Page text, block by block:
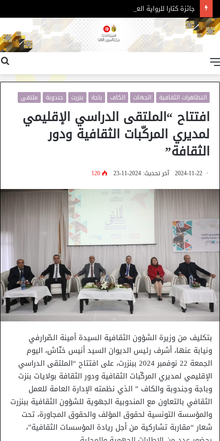
جائزة كتارا للرواية العربية – الدورة 11
التظاهرات الثقافية الجهات الكاف باجة بنزرت جندوبة ملتقى
افتتاح “الملتقى الدراسي الإقليمي
لمديري المركّبات الثقافية ودور
الثقافة”
2024-11-22 آخر تحديث: 2024-11-23 120
بتكليف من وزيرة الشؤون الثقافية السيدة أمينة الصّرارفي
ونيابة عنها، أشرف رئيس الديوان السيد أنيس خنّاش، اليوم
الجمعة 22 نوفمبر 2024 ببنزرت، على افتتاح “الملتقى الدراسي
الإقليمي لمديري المركّبات الثقافية ودور الثقافة بولايات بنزت
وباجة وجندوبة والكاف ” الذي نظمته الإدارة العامة للعمل
الثقافي بالتعاون مع المندوبية الجهوية للشؤون الثقافية ببنزرت
والمؤسسة التونسية لحقوق المؤلف والحقوق المجاورة، تحت
شعار “مقاربة تشاركية من أجل ريادة المؤسسات الثقافية”،